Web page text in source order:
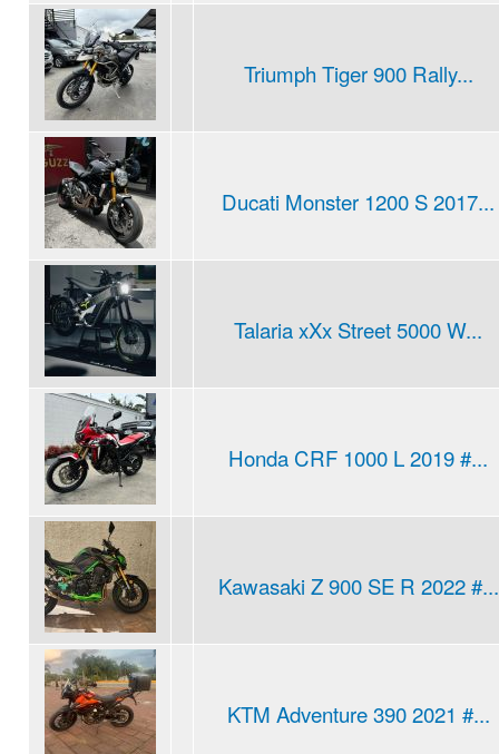
Triumph Tiger 900 Rally...
Ducati Monster 1200 S 2017...
Talaria xXx Street 5000 W...
Honda CRF 1000 L 2019 #...
Kawasaki Z 900 SE R 2022 #...
KTM Adventure 390 2021 #...